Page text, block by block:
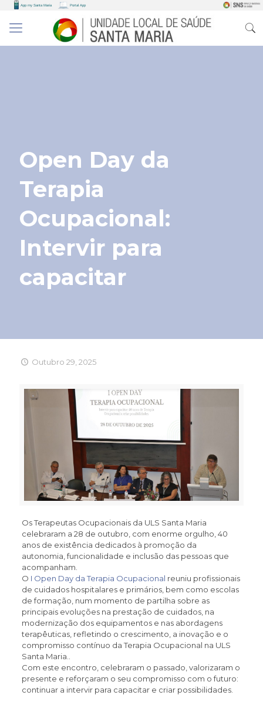
Open Day da
Terapia
Ocupacional:
Intervir para
capacitar
Outubro 29, 2025
Os Terapeutas Ocupacionais da ULS Santa Maria
celebraram a 28 de outubro, com enorme orgulho, 40
anos de existência dedicados à promoção da
autonomia, funcionalidade e inclusão das pessoas que
acompanham.
O I Open Day da Terapia Ocupacional reuniu profissionais
de cuidados hospitalares e primários, bem como escolas
de formação, num momento de partilha sobre as
principais evoluções na prestação de cuidados, na
modernização dos equipamentos e nas abordagens
terapêuticas, refletindo o crescimento, a inovação e o
compromisso contínuo da Terapia Ocupacional na ULS
Santa Maria..
Com este encontro, celebraram o passado, valorizaram o
presente e reforçaram o seu compromisso com o futuro:
continuar a intervir para capacitar e criar possibilidades.